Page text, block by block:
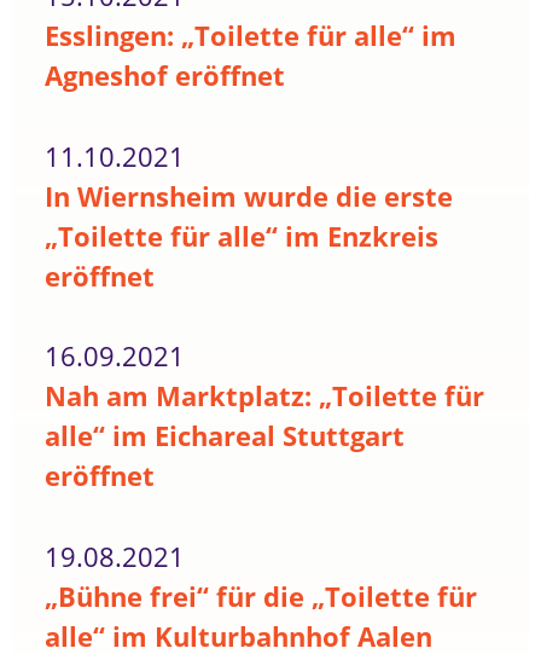
Esslingen: „Toilette für alle“ im
Agneshof eröffnet
11.10.2021
In Wiernsheim wurde die erste
„Toilette für alle“ im Enzkreis
eröffnet
16.09.2021
Nah am Marktplatz: „Toilette für
alle“ im Eichareal Stuttgart
eröffnet
19.08.2021
„Bühne frei“ für die „Toilette für
alle“ im Kulturbahnhof Aalen